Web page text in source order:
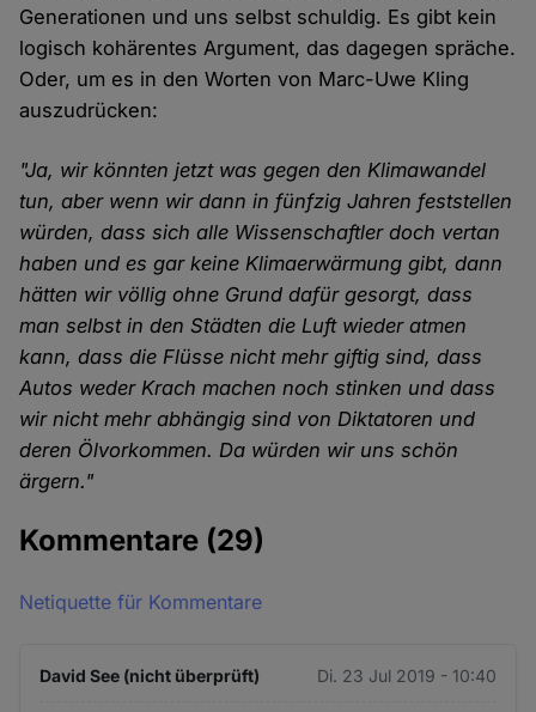
Generationen und uns selbst schuldig. Es gibt kein
logisch kohärentes Argument, das dagegen spräche.
Oder, um es in den Worten von Marc-Uwe Kling
auszudrücken:
"Ja, wir könnten jetzt was gegen den Klimawandel
tun, aber wenn wir dann in fünfzig Jahren feststellen
würden, dass sich alle Wissenschaftler doch vertan
haben und es gar keine Klimaerwärmung gibt, dann
hätten wir völlig ohne Grund dafür gesorgt, dass
man selbst in den Städten die Luft wieder atmen
kann, dass die Flüsse nicht mehr giftig sind, dass
Autos weder Krach machen noch stinken und dass
wir nicht mehr abhängig sind von Diktatoren und
deren Ölvorkommen. Da würden wir uns schön
ärgern."
Kommentare (29)
Netiquette für Kommentare
David See (nicht überprüft) Di. 23 Jul 2019 - 10:40